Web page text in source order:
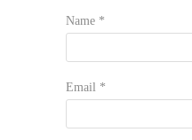
Name *
Email *